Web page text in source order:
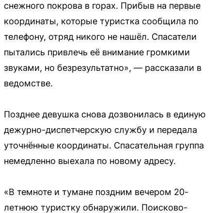
снежного покрова в горах. Прибыв на первые
координаты, которые туристка сообщила по
телефону, отряд никого не нашёл. Спасатели
пытались привлечь её внимание громкими
звуками, но безрезультатно», — рассказали в
ведомстве.
Позднее девушка снова дозвонилась в единую
дежурно-диспетчерскую службу и передала
уточнённые координаты. Спасательная группа
немедленно выехала по новому адресу.
«В темноте и тумане поздним вечером 20-
летнюю туристку обнаружили. Поисково-